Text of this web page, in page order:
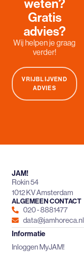
weten?
Gratis
advies?
Wij helpen je graag
verder!
VRIJBLIJVEND
ADVIES
JAM!
Rokin 54
1012 KV Amsterdam
ALGEMEEN CONTACT
020 - 8881477
data@jamhoreca.nl
Informatie
Inloggen MyJAM!